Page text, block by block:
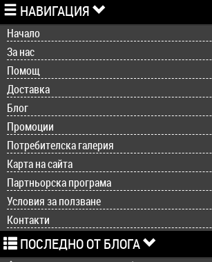
НАВИГАЦИЯ
Начало
За нас
Помощ
Доставка
Блог
Промоции
Потребителска галерия
Карта на сайта
Партньорска програма
Условия за ползване
Контакти
ПОСЛЕДНО ОТ БЛОГА